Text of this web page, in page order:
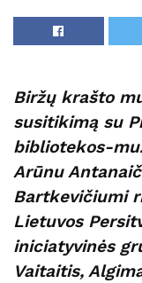
Biržų krašto
susitikimą su
bibliotekos-
Arūnu
Bartkevičiumi
Lietuvos
iniciatyvinės
Vaitaitis,